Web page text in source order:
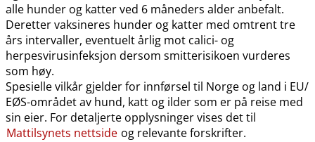
alle hunder og katter ved 6 måneders alder anbefalt.
Deretter vaksineres hunder og katter med omtrent tre
års intervaller, eventuelt årlig mot calici- og
herpesvirusinfeksjon dersom smitterisikoen vurderes
som høy.
Spesielle vilkår gjelder for innførsel til Norge og land i EU​/​
EØS-området av hund, katt og ilder som er på reise med
sin eier. For detaljerte opplysninger vises det til
Mattilsynets nettside og relevante forskrifter.